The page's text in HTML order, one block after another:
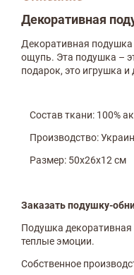
Декоративная
Декоративная подушка
ощупь. Эта подушка –
подарок, это игрушка
Состав ткани: 100%
Производство:
Размер: 50х26х12 см
Заказать подушку-
Подушка
теплые эмоции.
Собственное
Оставить отзыв